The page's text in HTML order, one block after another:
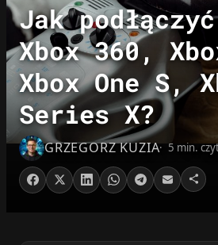
Jak
Xbox 360,
Xbox One S,
Series X?
GRZEGORZ KUZIA 5 min.